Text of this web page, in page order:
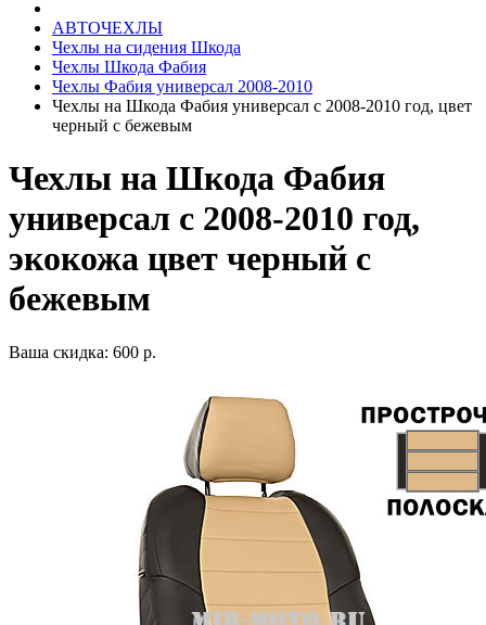
АВТОЧЕХЛЫ
Чехлы на сидения Шкода
Чехлы Шкода Фабия
Чехлы Фабия универсал 2008-2010
Чехлы на Шкода Фабия универсал с 2008-2010 год, цвет
черный с бежевым
Чехлы на Шкода Фабия
универсал с 2008-2010 год,
экокожа цвет черный с
бежевым
Ваша скидка: 600 р.